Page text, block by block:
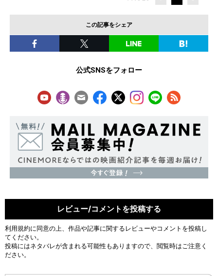
この記事をシェア
公式SNSをフォロー
レビュー/コメントを投稿する
利用規約に同意の上、作品や記事に関するレビューやコメントを投稿し
てください。
投稿にはネタバレが含まれる可能性もありますので、閲覧時はご注意く
ださい。